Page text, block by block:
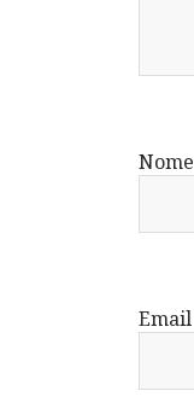
Nome
Email